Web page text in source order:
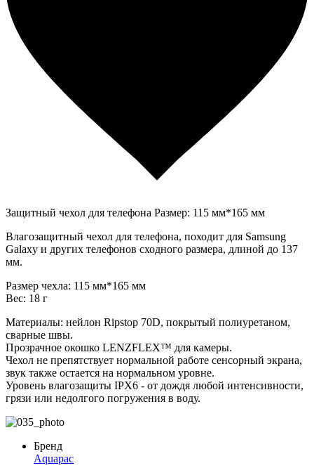
Защитный чехол для телефона Размер: 115 мм*165 мм
Влагозащитный чехол для телефона, походит для Samsung
Galaxy и других телефонов сходного размера, длиной до 137
мм.
Размер чехла: 115 мм*165 мм
Вес: 18 г
Материалы: нейлон Ripstop 70D, покрытый полиуретаном,
сварные швы.
Прозрачное окошко LENZFLEX™ для камеры.
Чехол не препятствует нормальной работе сенсорный экрана,
звук также остается на нормальном уровне.
Уровень влагозащиты IPX6 - от дождя любой интенсивности,
грязи или недолгого погружения в воду.
Бренд
Aquapac